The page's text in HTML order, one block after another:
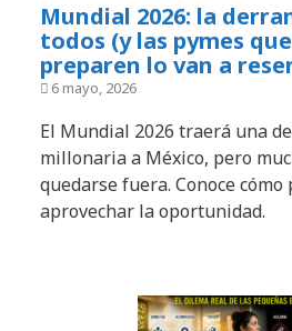
Mundial 2026: la
todos (y las pymes
preparen lo van a
6 mayo, 2026
El Mundial 2026 traerá una
millonaria a México, pero
quedarse fuera. Conoce
aprovechar la oportunidad.